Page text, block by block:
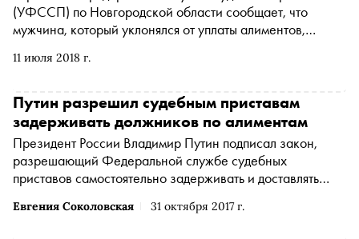
11 июля 2018 г.
(УФССП) по Новгородской области сообщает, что
мужчина, который уклонялся от уплаты алиментов,
пытаясь спрятать его от приставов
Евгения Соколовская 31 октября 2017 г.
Путин разрешил судебным приставам
задерживать должников по алиментам
Президент России Владимир Путин подписал закон,
разрешающий Федеральной службе судебных
приставов самостоятельно задерживать и доставлять